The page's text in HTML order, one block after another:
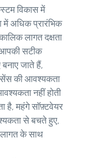
विकास में
अधिक प्रारंभिक
लागत दक्षता
सटीक
जाते हैं,
की आवश्यकता
नहीं होती
महंगे सॉफ़्टवेयर
से बचते हुए,
के साथ